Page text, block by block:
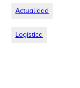
Actualidad
Logística